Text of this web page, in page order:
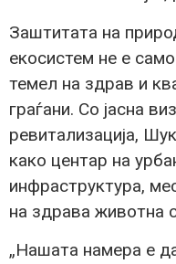
Заштитата на
екосистем не е
темел на здрав и
граѓани. Со јасна
ревитализација,
како центар на
инфраструктура,
на здрава животна
„Нашата намера е